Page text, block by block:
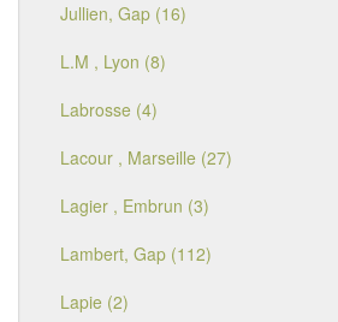
Jullien, Gap (16)
L.M , Lyon (8)
Labrosse (4)
Lacour , Marseille (27)
Lagier , Embrun (3)
Lambert, Gap (112)
Lapie (2)